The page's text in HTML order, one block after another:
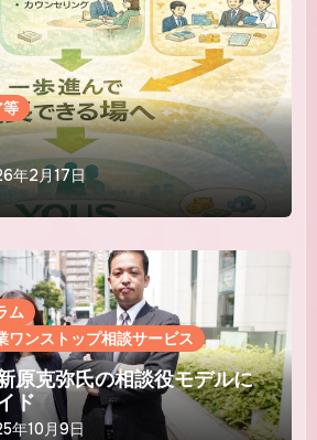
年2月17日
ム
ワンストップ相談サービス
原克弥氏の相談役モデルに
ド
年10月9日